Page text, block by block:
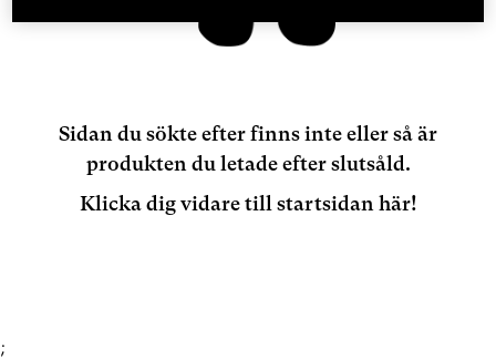
Sidan du sökte efter finns inte eller så är
produkten du letade efter slutsåld.
Klicka dig vidare till startsidan här!
;